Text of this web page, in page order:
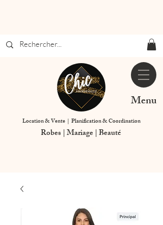
Menu
Location & Vente | Planification & Coordination
Robes | Mariage | Beauté